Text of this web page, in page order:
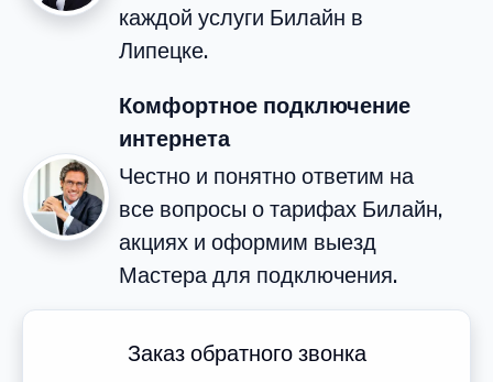
каждой услуги Билайн в
Липецке.
Комфортное подключение
интернета
Честно и понятно ответим на
все вопросы о тарифах Билайн,
акциях и оформим выезд
Мастера для подключения.
Заказ обратного звонка